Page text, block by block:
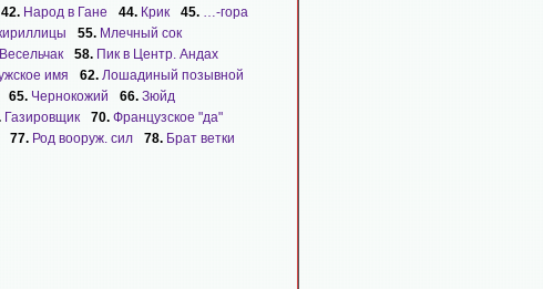
42. Народ в Гане 44. Крик 45. …-гора
55. Млечный сок
Весельчак 58. Пик в Центр. Андах
имя 62. Лошадиный позывной
65. Чернокожий 66. Зюйд
Газировщик 70. Французское "да"
77. Род вооруж. сил 78. Брат ветки